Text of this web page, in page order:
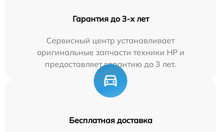
Гарантия до 3-х лет
Сервисный центр устанавливает
оригинальные запчасти техники HP и
предоставляет гарантию до 3 лет.
Бесплатная доставка